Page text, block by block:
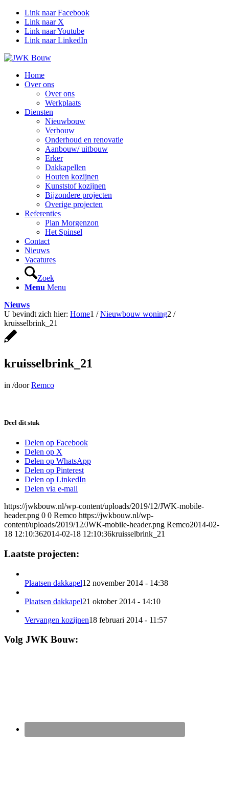
Link naar Facebook
Link naar X
Link naar Youtube
Link naar LinkedIn
Home
Over ons
Over ons
Werkplaats
Diensten
Nieuwbouw
Verbouw
Onderhoud en renovatie
Aanbouw/ uitbouw
Erker
Dakkapellen
Houten kozijnen
Kunststof kozijnen
Bijzondere projecten
Overige projecten
Referenties
Plan Morgenzon
Het Spinsel
Contact
Nieuws
Vacatures
Zoek
Menu Menu
Nieuws
U bevindt zich hier: Home1 / Nieuwbouw woning2 /
kruisselbrink_21
kruisselbrink_21
in /doorRemco
Deel dit stuk
Delen op Facebook
Delen op X
Delen op WhatsApp
Delen op Pinterest
Delen op LinkedIn
Delen via e-mail
https://jwkbouw.nl/wp-content/uploads/2019/12/JWK-mobile-
header.png 0 0 Remco https://jwkbouw.nl/wp-
content/uploads/2019/12/JWK-mobile-header.png Remco2014-02-
18 12:10:362014-02-18 12:10:36kruisselbrink_21
Laatste projecten:
Plaatsen dakkapel12 november 2014 - 14:38
Plaatsen dakkapel21 oktober 2014 - 14:10
Vervangen kozijnen18 februari 2014 - 11:57
Volg JWK Bouw: